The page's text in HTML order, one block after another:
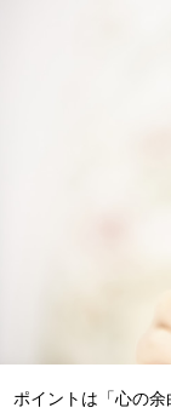
ポイントは「心の